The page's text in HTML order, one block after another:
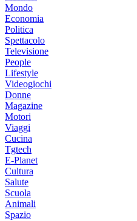
Mondo
Economia
Politica
Spettacolo
Televisione
People
Lifestyle
Videogiochi
Donne
Magazine
Motori
Viaggi
Cucina
Tgtech
E-Planet
Cultura
Salute
Scuola
Animali
Spazio